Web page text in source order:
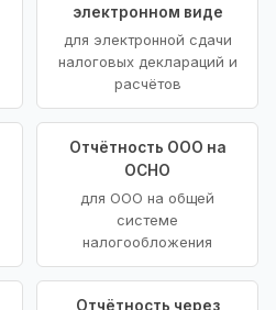
электронном виде
для электронной сдачи
налоговых деклараций и
расчётов
Отчётность ООО на
ОСНО
для ООО на общей
системе
налогообложения
Отчётность через